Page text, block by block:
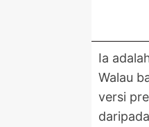
Ia
Walau
versi